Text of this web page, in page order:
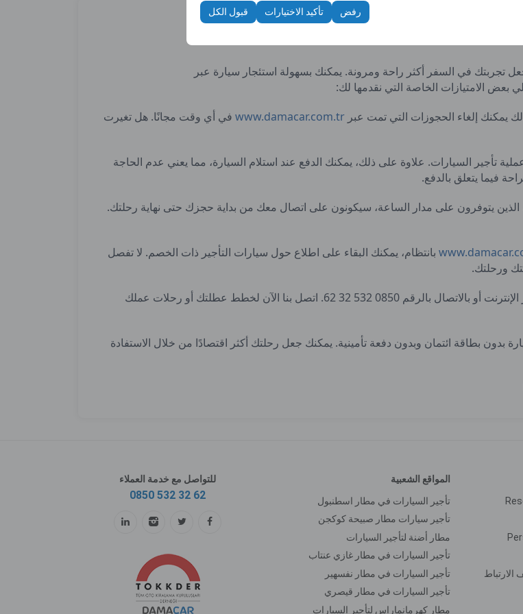
رفض تأكيد الاختيارات قبول الكل
الامتيازات الخاصة التي نقدمها لك:
إلغاء الحجوزات التي تمت عبر www.damacar.com.tr في أي وقت مجانًا. هل تغيرت
تأجير السيارات. علاوة على ذلك، يمكنك الدفع عند استلام السيارة، مما يعني عدم الحاجة
فيما يتعلق بالدفع.
الذين يتوفرون على مدار الساعة، سيكونون على اتصال معك من بداية حجزك حتى نهاية رحلتك.
بانتظام، يمكنك البقاء على اطلاع حول سيارات التأجير ذات الخصم. لا تفصل
ورحلتك.
حجز سهل: يمكنك إكمال عملية تأجير السيارة الخاصة بك بسرعة عبر الإنترنت أو بالاتصال بالرقم 0850 532 32 62. اتصل بنا الآن لخطط عطلتك أو رحلات عملك
بدون بطاقة ائتمان وبدون دفعة تأمينية. يمكنك جعل رحلتك أكثر اقتصادًا من خلال الاستفادة
المواقع الشعبية
تأجير السيارات في مطار اسطنبول
تأجير سيارات مطار صبيحة كوكجن
مطار أضنة لتأجير السيارات
تأجير السيارات في مطار غازي عنتاب
تأجير السيارات في مطار نفسهير
تأجير السيارات في مطار قيصري
مطار كهرمانماراس لتأجير السيارات
للتواصل مع خدمة العملاء
0850 532 32 62